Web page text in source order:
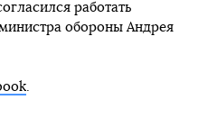
работать
обороны Андрея